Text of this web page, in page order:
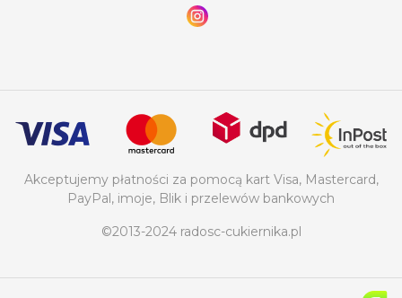
Akceptujemy płatności za pomocą kart Visa, Mastercard,
PayPal, imoje, Blik i przelewów bankowych
©2013-2024 radosc-cukiernika.pl